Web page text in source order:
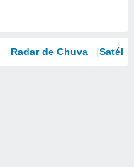
Radar de Chuva